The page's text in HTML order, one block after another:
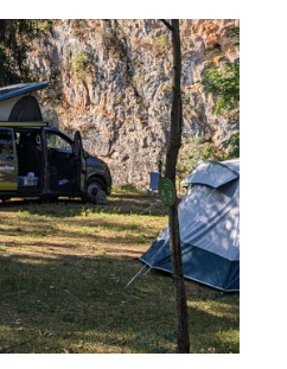
e
s
e
t
l
e
s
G
r
a
n
d
s